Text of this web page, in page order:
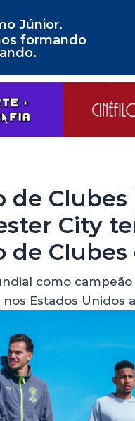
Júnior.
formando
de
City
de Clubes
como
Estados Unidos